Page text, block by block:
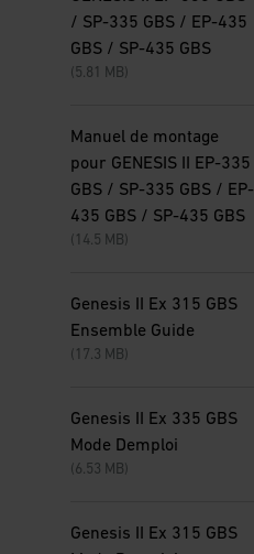
/ SP-335 GBS / EP-435
GBS / SP-435 GBS
(5.81 MB)
Manuel de montage
pour GENESIS II EP-335
GBS / SP-335 GBS / EP-
435 GBS / SP-435 GBS
(14.5 MB)
Genesis II Ex 315 GBS
Ensemble Guide
(17.3 MB)
Genesis II Ex 335 GBS
Mode Demploi
(6.53 MB)
Genesis II Ex 315 GBS